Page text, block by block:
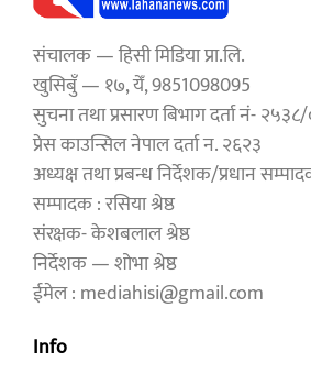
संचालक — हिसी मिडिया प्रा.लि.
खुसिबुँ — १७, येँ, 9851098095
सुचना तथा प्रसारण बिभाग दर्ता नं-
प्रेस काउन्सिल नेपाल दर्ता न. २६२३
अध्यक्ष तथा प्रबन्ध निर्देशक/प्रधान
सम्पादक : रसिया श्रेष्ठ
संरक्षक- केशबलाल श्रेष्ठ
निर्देशक — शोभा श्रेष्ठ
ईमेल : mediahisi@gmail.com
Info